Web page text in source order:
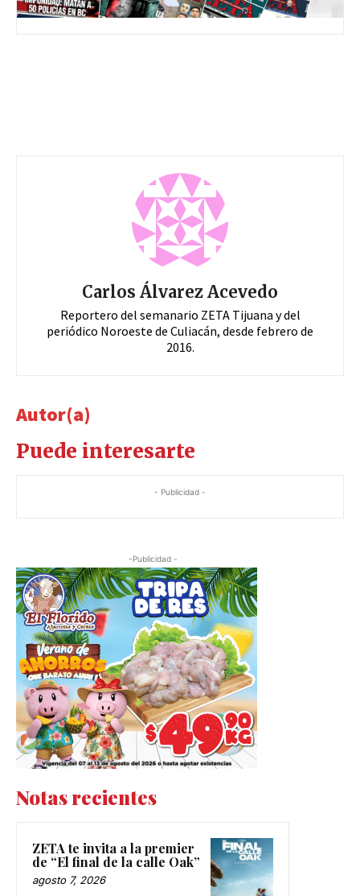
Carlos Álvarez Acevedo
Reportero del semanario ZETA Tijuana y del
periódico Noroeste de Culiacán, desde febrero de
2016.
Autor(a)
Puede interesarte
- Publicidad -
-Publicidad -
Notas recientes
ZETA te invita a la premier
de “El final de la calle Oak”
agosto 7, 2026